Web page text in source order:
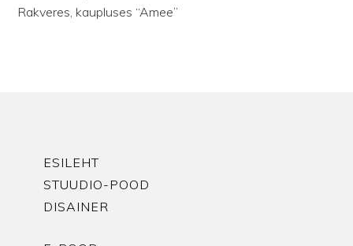
Rakveres, kaupluses “Amee”
ESILEHT
STUUDIO-POOD
DISAINER